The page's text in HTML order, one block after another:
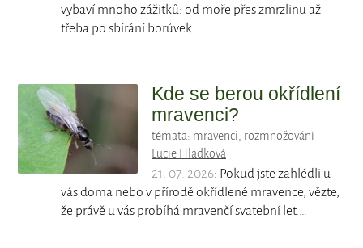
vybaví mnoho zážitků: od moře přes zmrzlinu až
třeba po sbírání borůvek.…
Kde se berou okřídlení
mravenci?
témata: mravenci, rozmnožování
Lucie Hladková
21. 07. 2026: Pokud jste zahlédli u
vás doma nebo v přírodě okřídlené mravence, vězte,
že právě u vás probíhá mravenčí svatební let.…